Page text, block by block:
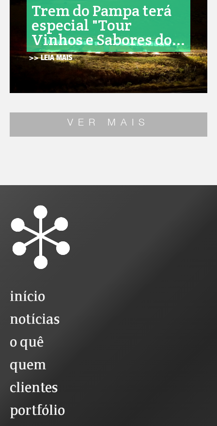
Trem do Pampa terá
especial "Tour
Vinhos e Sabores do...
>> LEIA MAIS
VER MAIS
início
notícias
o quê
quem
clientes
portfólio